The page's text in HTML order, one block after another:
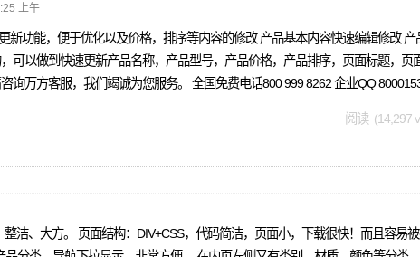
上午
功能，便于优化以及价格，排序等内容的修改 产品基本内容快速编辑修改 产
可以做到快速更新产品名称，产品型号，产品价格，产品排序，页面标题，页
万方客服，我们竭诚为您服务。 全国免费电话800 999 8262 企业QQ
阅读 (14,297
、大方。 页面结构：DIV+CSS，代码简洁，页面小，下载很快！而且容易